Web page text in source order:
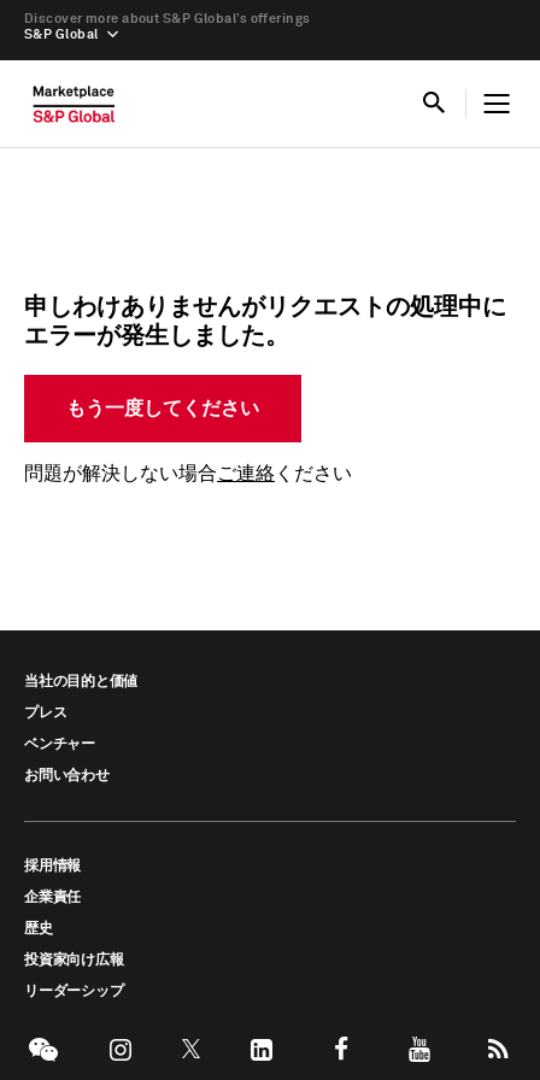
S&P Global
Discover more about S&P Global’s offerings
申しわけありませんがリクエストの処理中に
エラーが発生しました。
もう一度してください
問題が解決しない場合ご連絡 ください
当社の目的と価値
プレス
ベンチャー
お問い合わせ
採用情報
企業責任
歴史
投資家向け広報
リーダーシップ